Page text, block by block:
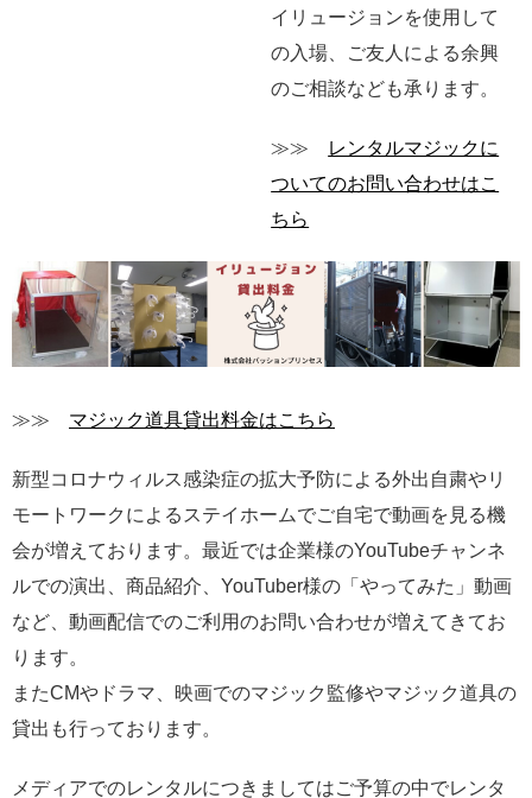
イリュージョンを使用して
の入場、ご友人による余興
のご相談なども承ります。
≫≫
レンタルマジックに
ついてのお問い合わせはこ
ちら
≫≫ マジック道具貸出料金はこちら
新型コロナウィルス感染症の拡大予防による外出自粛やリ
モートワークによるステイホームでご自宅で動画を見る機
会が増えております。最近では企業様のYouTubeチャンネ
ルでの演出、商品紹介、YouTuber様の「やってみた」動画
など、動画配信でのご利用のお問い合わせが増えてきてお
ります。
またCMやドラマ、映画でのマジック監修やマジック道具の
貸出も行っております。
メディアでのレンタルにつきましてはご予算の中でレンタ